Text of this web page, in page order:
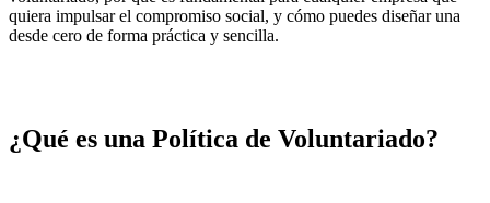
quiera impulsar el compromiso social, y cómo puedes diseñar una
desde cero de forma práctica y sencilla.
¿Qué es una Política de Voluntariado?